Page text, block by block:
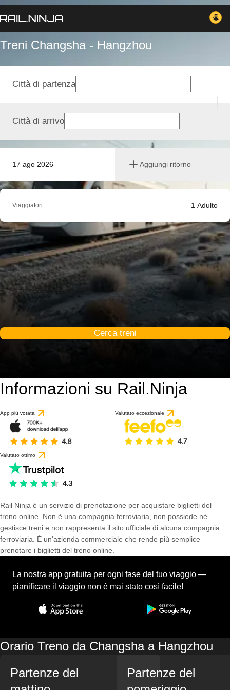
Treni Changsha - Hangzhou
17 ago 2026 Aggiungi ritorno
Città di partenza
Città di arrivo
Viaggiatori 1 Adulto
Cerca treni
Informazioni su Rail.Ninja
App più votata Valutato eccezionale
Valutato ottimo
Rail Ninja è un servizio di prenotazione per acquistare biglietti del
treno online. Non è una compagnia ferroviaria, non possiede né
gestisce treni e non rappresenta il sito ufficiale di alcuna compagnia
ferroviaria. È un'azienda commerciale che rende più semplice
prenotare i biglietti del treno online.
La nostra app gratuita per ogni fase del tuo viaggio —
pianificare il viaggio non è mai stato così facile!
Orario Treno da Changsha a Hangzhou
Partenze del
Partenze del